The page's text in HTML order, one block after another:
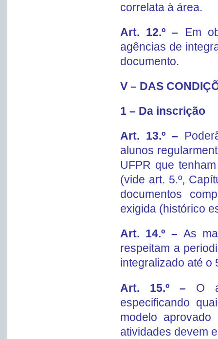
correlata à área.
Art. 12.º – Em
agências de
documento.
V – DAS
1 – Da inscrição
Art. 13.º –
alunos
UFPR que
(vide art. 5.º,
documentos
exigida (histórico
Art. 14.º – As
respeitam a
integralizado até o
Art. 15.º – O
especificando
modelo
atividades devem